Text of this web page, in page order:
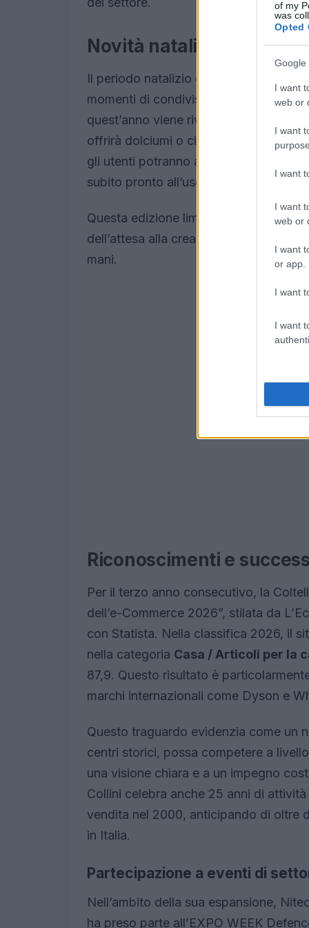
of my
was
Opted
Google
I want
web or
I want
I want
I want
web or
I want
or app.
I want
I want
Novità natalizie: il
Il periodo natalizio è un momento
momenti di condivisione. Tra queste,
quest’anno viene rivisitata in modo
offrirà dolciumi o cioccolatini, ma una
gli utenti potranno assemblare un
subito pronto all’uso.
Questa edizione limitata, disponibile
dell’attesa alla creatività,
mani.
Riconoscimenti e
Per il terzo anno consecutivo, la
dell’e-Commerce 2026”, stilata da
con Statista. Nella classifica 2026, il
nella categoria Casa / Articoli per la
87,9. Questo risultato è
marchi internazionali come Dyson e
Questo traguardo evidenzia come un
centri storici, possa competere a
una visione chiara e a un impegno
Collini celebra anche 25 anni di
vendita nel 2000, anticipando di oltre
in Italia.
Partecipazione a eventi di
Nell’ambito della sua espansione,
ha preso parte all’EXPO WEEK